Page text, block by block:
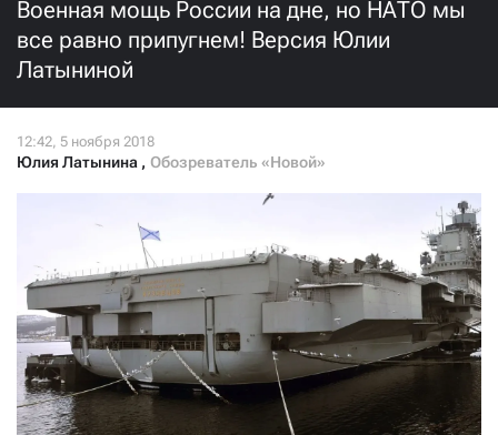
Военная мощь России на дне, но НАТО мы
все равно припугнем! Версия Юлии
Латыниной
Юлия Латынина , Обозреватель «Новой»
3000 1000
500 300
Нажимая кнопку «Стать соучастником»,
условия и подтверждаю свое гражданство РФ
СТАТЬ СОУЧАСТНИКОМ
ПОДЕЛИТЬСЯ С ДРУЗЬЯМИ
Если у вас есть вопросы, пишите donate@novayagazeta.ruили
звоните:
+7 (929) 612-03-68